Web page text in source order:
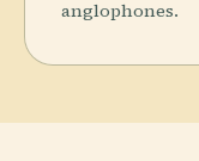
anglophones.